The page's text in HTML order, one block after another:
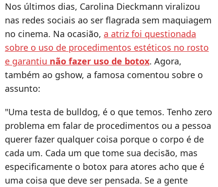
Nos últimos dias, Carolina Dieckmann viralizou
nas redes sociais ao ser flagrada sem maquiagem
no cinema. Na ocasião, a atriz foi questionada
sobre o uso de procedimentos estéticos no rosto
e garantiu não fazer uso de botox. Agora,
também ao gshow, a famosa comentou sobre o
assunto:
"Uma testa de bulldog, é o que temos. Tenho zero
problema em falar de procedimentos ou a pessoa
querer fazer qualquer coisa porque o corpo é de
cada um. Cada um que tome sua decisão, mas
especificamente o botox para atores acho que é
uma coisa que deve ser pensada. Se a gente